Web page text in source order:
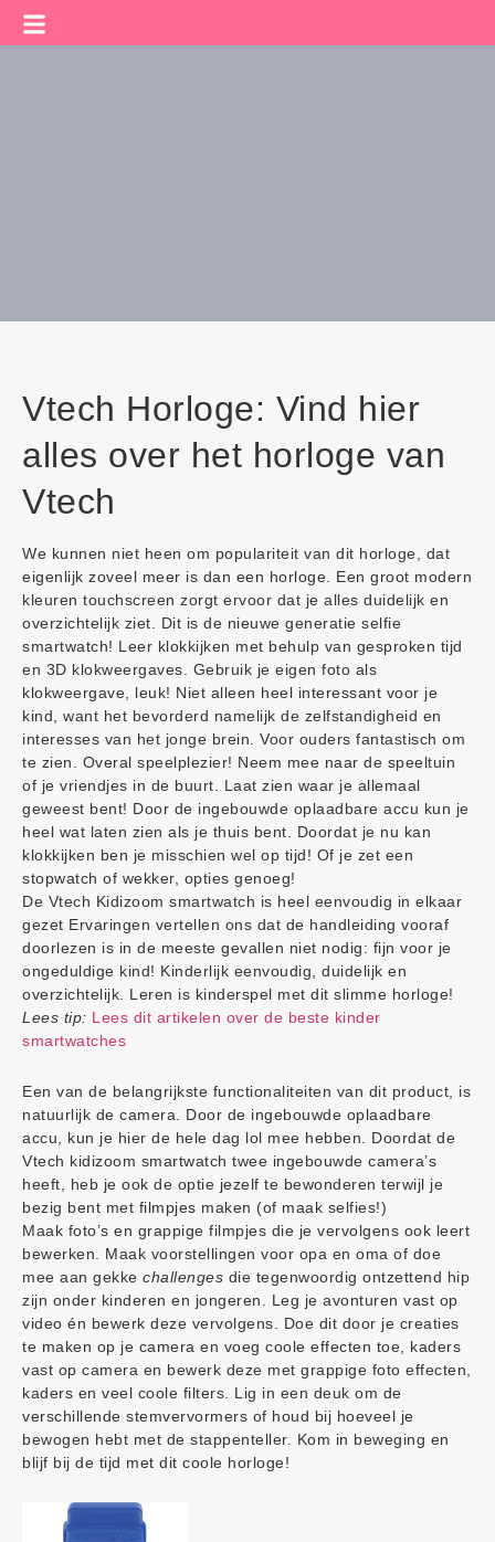
Vtech Horloge: Vind hier
alles over het horloge van
Vtech
We kunnen niet heen om populariteit van dit horloge, dat
eigenlijk zoveel meer is dan een horloge. Een groot modern
kleuren touchscreen zorgt ervoor dat je alles duidelijk en
overzichtelijk ziet. Dit is de nieuwe generatie selfie
smartwatch! Leer klokkijken met behulp van gesproken tijd
en 3D klokweergaves. Gebruik je eigen foto als
klokweergave, leuk! Niet alleen heel interessant voor je
kind, want het bevorderd namelijk de zelfstandigheid en
interesses van het jonge brein. Voor ouders fantastisch om
te zien. Overal speelplezier! Neem mee naar de speeltuin
of je vriendjes in de buurt. Laat zien waar je allemaal
geweest bent! Door de ingebouwde oplaadbare accu kun je
heel wat laten zien als je thuis bent. Doordat je nu kan
klokkijken ben je misschien wel op tijd! Of je zet een
stopwatch of wekker, opties genoeg!
De Vtech Kidizoom smartwatch is heel eenvoudig in elkaar
gezet Ervaringen vertellen ons dat de handleiding vooraf
doorlezen is in de meeste gevallen niet nodig: fijn voor je
ongeduldige kind! Kinderlijk eenvoudig, duidelijk en
overzichtelijk. Leren is kinderspel met dit slimme horloge!
Lees tip: Lees dit artikelen over de beste kinder
smartwatches
Een van de belangrijkste functionaliteiten van dit product, is
natuurlijk de camera. Door de ingebouwde oplaadbare
accu, kun je hier de hele dag lol mee hebben. Doordat de
Vtech kidizoom smartwatch twee ingebouwde camera’s
heeft, heb je ook de optie jezelf te bewonderen terwijl je
bezig bent met filmpjes maken (of maak selfies!)
Maak foto’s en grappige filmpjes die je vervolgens ook leert
bewerken. Maak voorstellingen voor opa en oma of doe
mee aan gekke challenges die tegenwoordig ontzettend hip
zijn onder kinderen en jongeren. Leg je avonturen vast op
video én bewerk deze vervolgens. Doe dit door je creaties
te maken op je camera en voeg coole effecten toe, kaders
vast op camera en bewerk deze met grappige foto effecten,
kaders en veel coole filters. Lig in een deuk om de
verschillende stemvervormers of houd bij hoeveel je
bewogen hebt met de stappenteller. Kom in beweging en
blijf bij de tijd met dit coole horloge!